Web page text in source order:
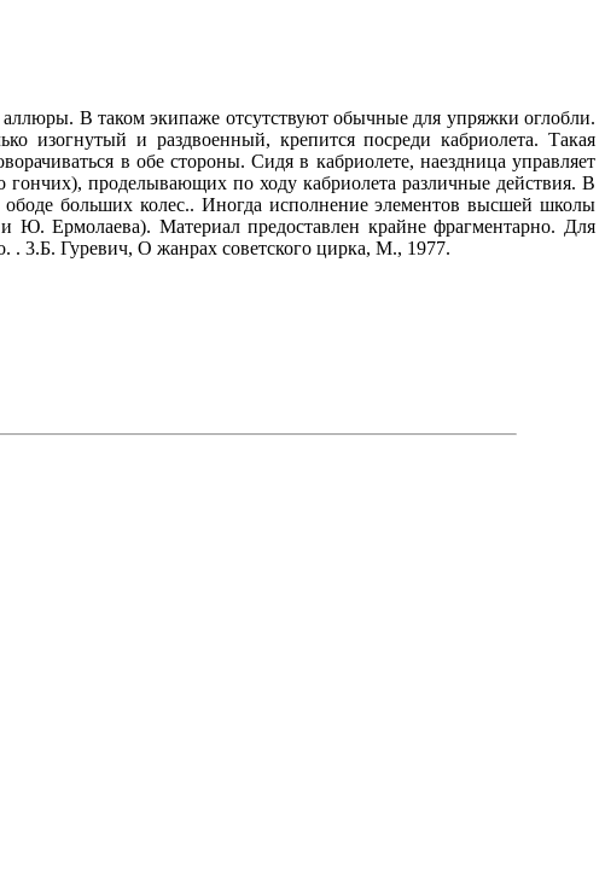
В таком экипаже отсутствуют обычные для упряжки оглобли.
изогнутый и раздвоенный, крепится посреди кабриолета. Такая
в обе стороны. Сидя в кабриолете, наездница управляет
проделывающих по ходу кабриолета различные действия. В
больших колес.. Иногда исполнение элементов высшей школы
Ю. Ермолаева). Материал предоставлен крайне фрагментарно. Для
. 3.Б. Гуревич, О жанрах советского цирка, М., 1977.